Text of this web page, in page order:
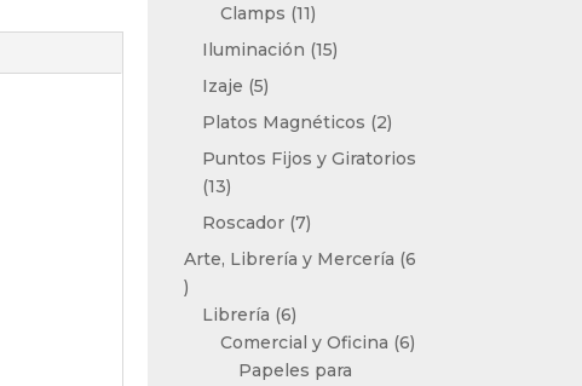
productos
Clamps 1111
productos
Iluminación 1515
Izaje 55
productos
Platos Magnéticos 22
productos
Puntos Fijos y Giratorios
1313
productos
Roscador 77
productos
Arte, Librería y Mercería 6
6
productos
Librería 66
productos
Comercial y Oficina 66
Papeles para